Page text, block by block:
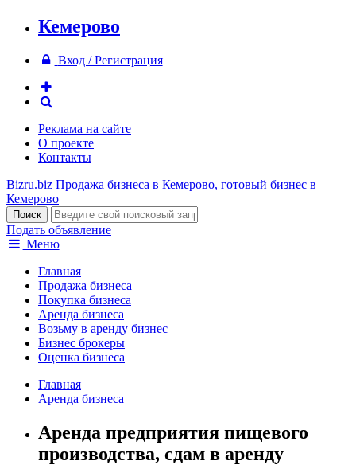
Кемерово
Вход / Регистрация
Реклама на сайте
О проекте
Контакты
Bizru.biz Продажа бизнеса в Кемерово, готовый бизнес в
Кемерово
Подать объявление
Меню
Главная
Продажа бизнеса
Покупка бизнеса
Аренда бизнеса
Возьму в аренду бизнес
Бизнес брокеры
Оценка бизнеса
Главная
Аренда бизнеса
Аренда предприятия пищевого
производства, сдам в аренду